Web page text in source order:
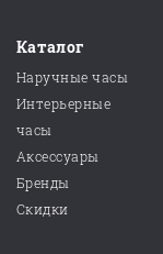
Каталог
Наручные часы
Интерьерные
часы
Аксессуары
Бренды
Скидки